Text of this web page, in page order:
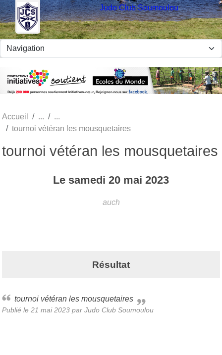
Judo Club Soumoulou
Accueil
tournoi vétéran les mousquetaires
tournoi vétéran les mousquetaires
Le samedi 20 mai 2023
auch
Résultat
tournoi vétéran les mousquetaires
Publié le 21 mai 2023 par Judo Club Soumoulou
Panneau de gestion des cookies